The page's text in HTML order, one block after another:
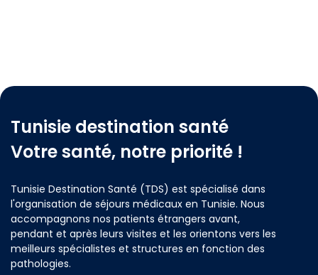
Tunisie destination santé
Votre santé, notre priorité !
Tunisie Destination Santé (TDS) est spécialisé dans
l'organisation de séjours médicaux en Tunisie. Nous
accompagnons nos patients étrangers avant,
pendant et après leurs visites et les orientons vers les
meilleurs spécialistes et structures en fonction des
pathologies.